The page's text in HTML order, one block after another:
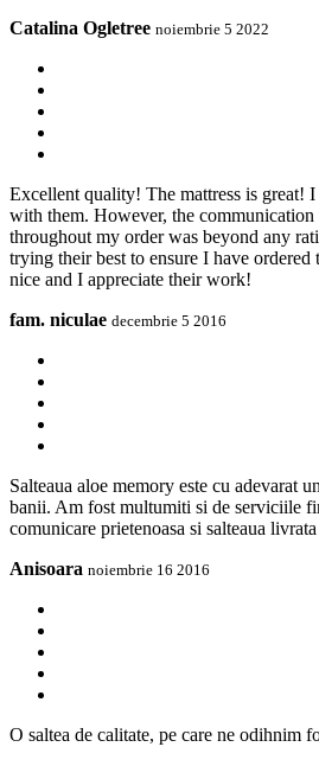
Catalina Ogletree noiembrie 5 2022
Excellent quality! The mattress is great! I
with them. However, the
throughout my order was beyond any
trying their best to ensure I have
nice and I appreciate their work!
fam. niculae decembrie 5 2016
Salteaua aloe memory este cu adevarat
banii. Am fost multumiti si de serviciile
comunicare prietenoasa si salteaua
Anisoara noiembrie 16 2016
O saltea de calitate, pe care ne odihnim